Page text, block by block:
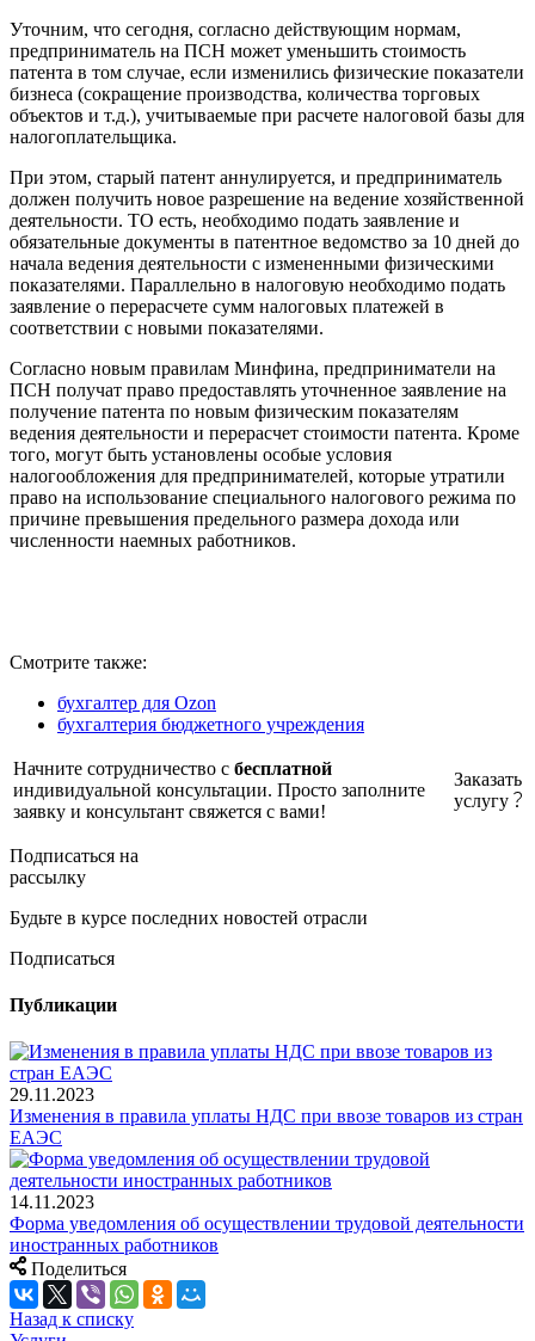
Уточним, что сегодня, согласно действующим нормам,
предприниматель на ПСН может уменьшить стоимость
патента в том случае, если изменились физические показатели
бизнеса (сокращение производства, количества торговых
объектов и т.д.), учитываемые при расчете налоговой базы для
налогоплательщика.
При этом, старый патент аннулируется, и предприниматель
должен получить новое разрешение на ведение хозяйственной
деятельности. ТО есть, необходимо подать заявление и
обязательные документы в патентное ведомство за 10 дней до
начала ведения деятельности с измененными физическими
показателями. Параллельно в налоговую необходимо подать
заявление о перерасчете сумм налоговых платежей в
соответствии с новыми показателями.
Согласно новым правилам Минфина, предприниматели на
ПСН получат право предоставлять уточненное заявление на
получение патента по новым физическим показателям
ведения деятельности и перерасчет стоимости патента. Кроме
того, могут быть установлены особые условия
налогообложения для предпринимателей, которые утратили
право на использование специального налогового режима по
причине превышения предельного размера дохода или
численности наемных работников.
Смотрите также:
бухгалтер для Ozon
бухгалтерия бюджетного учреждения
Начните сотрудничество с бесплатной
индивидуальной консультации. Просто заполните
заявку и консультант свяжется с вами!
Заказать
услугу
Подписаться на
рассылку
Будьте в курсе последних новостей отрасли
Подписаться
Публикации
29.11.2023
Изменения в правила уплаты НДС при ввозе товаров из стран
ЕАЭС
14.11.2023
Форма уведомления об осуществлении трудовой деятельности
иностранных работников
Поделиться
Назад к списку